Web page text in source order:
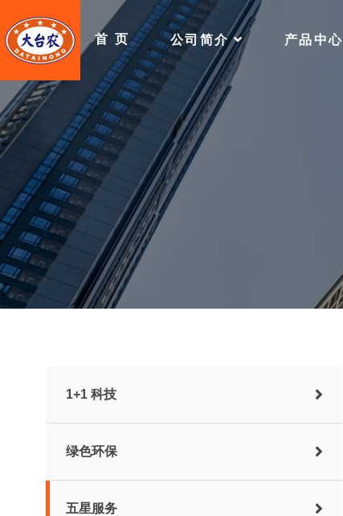
首 页 公司简介 产品中心
1+1 科技
绿色环保
五星服务